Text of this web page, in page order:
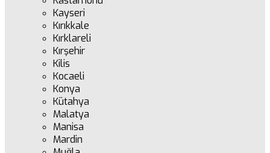
Kayseri
Kırıkkale
Kırklareli
Kırşehir
Kilis
Kocaeli
Konya
Kütahya
Malatya
Manisa
Mardin